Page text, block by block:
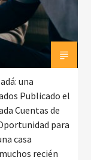
una
Publicado el
Cuentas de
para
casa
recién